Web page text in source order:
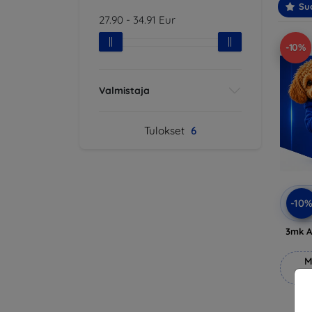
27.90 - 34.91 Eur
Valmistaja
Tulokset 6
-10%
-10%
3mk